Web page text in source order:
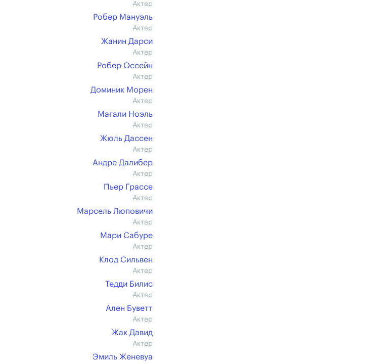
Актер
Робер Мануэль
Актер
Жанин Дарси
Актер
Робер Оссейн
Актер
Доминик Морен
Актер
Магали Ноэль
Актер
Жюль Дассен
Актер
Андре Далибер
Актер
Пьер Грассе
Актер
Марсель Люповичи
Актер
Мари Сабуре
Актер
Клод Сильвен
Актер
Тедди Билис
Актер
Ален Буветт
Актер
Жак Давид
Актер
Эмиль Женевуа